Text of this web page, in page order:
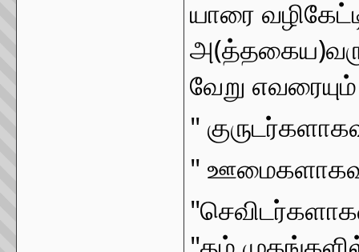
யாரை
வேறு
"
"